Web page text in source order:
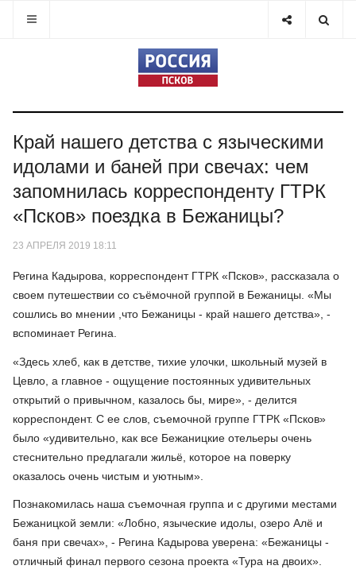
Край нашего детства с языческими
идолами и баней при свечах: чем
запомнилась корреспонденту ГТРК
«Псков» поездка в Бежаницы?
23 АПРЕЛЯ 2019 18:11
Регина Кадырова, корреспондент ГТРК «Псков», рассказала о
своем путешествии со съёмочной группой в Бежаницы. «Мы
сошлись во мнении ,что Бежаницы - край нашего детства», -
вспоминает Регина.
«Здесь хлеб, как в детстве, тихие улочки, школьный музей в
Цевло, а главное - ощущение постоянных удивительных
открытий о привычном, казалось бы, мире», - делится
корреспондент. С ее слов, съемочной группе ГТРК «Псков»
было «удивительно, как все Бежаницкие отельеры очень
стеснительно предлагали жильё, которое на поверку
оказалось очень чистым и уютным».
Познакомилась наша съемочная группа и с другими местами
Бежаницкой земли: «Лобно, языческие идолы, озеро Алё и
баня при свечах», - Регина Кадырова уверена: «Бежаницы -
отличный финал первого сезона проекта «Тура на двоих».